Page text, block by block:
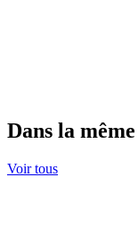
Dans la
Voir tous